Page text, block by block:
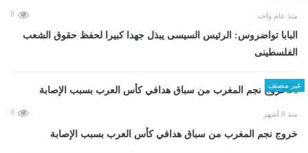
منذ عام واحد 0
البابا تواضروس: الرئيس السيسى يبذل جهدا كبيرا لحفظ حقوق الشعب
الفلسطينى
غير مصنف
منذ 8 أشهر 0
خروج نجم المغرب من سباق هدافي كأس العرب بسبب الإصابة